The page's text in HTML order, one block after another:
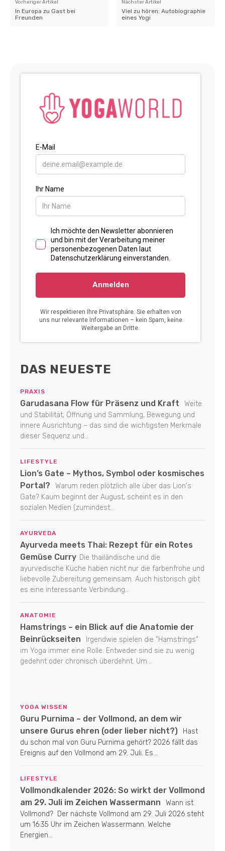
Vorheriger Artikel
In Europa zu Gast bei
Freunden
Nächster Artikel
Viel zu hören: Autobiographie
eines Yogi
DAS NEUESTE
PRAXIS
Garudasana Flow für Präsenz und Kraft
Weite
und Stabilität, Öffnung und Sammlung, Bewegung und
innere Ausrichtung – das sind die wichtigsten Merkmale
dieser Sequenz und...
LIFESTYLE
Lion’s Gate – Mythos, Symbol oder kosmisches
Portal?
Warum reden plötzlich alle über das Lion's
Gate? Kaum beginnt der August, scheint es in den
sozialen Medien (zumindest...
AYURVEDA
Ayurveda meets Thai: Rezept für ein Rotes
Gemüse Curry Die thailändische und die
ayurvedische Küche haben nicht nur die farbenfrohe und
liebevolle Zubereitung gemeinsam. Auch historisch gibt
es eine interessante Verbindung...
ANATOMIE
Hamstrings – ein Blick auf die Anatomie der
Beinrückseiten
Irgendwie spielen die "Hamstrings"
im Yoga immer eine Rolle. Entweder sind sie zu wenig
gedehnt oder chronisch überdehnt. Um...
YOGA WISSEN
Guru Purnima – der Vollmond, an dem wir
unsere Gurus ehren (oder lieber nicht?)
Hast
du schon mal von Guru Purnima gehört? 2026 fällt das
Ereignis auf den Vollmond am 29. Juli. Es...
LIFESTYLE
Vollmondkalender 2026: So wirkt der Vollmond
am 29. Juli im Zeichen Wassermann
Wann ist
Vollmond? Der nächste Vollmond am 29. Juli 2026 steht
um 16:35 Uhr im Zeichen Wassermann. Welche
Energien...